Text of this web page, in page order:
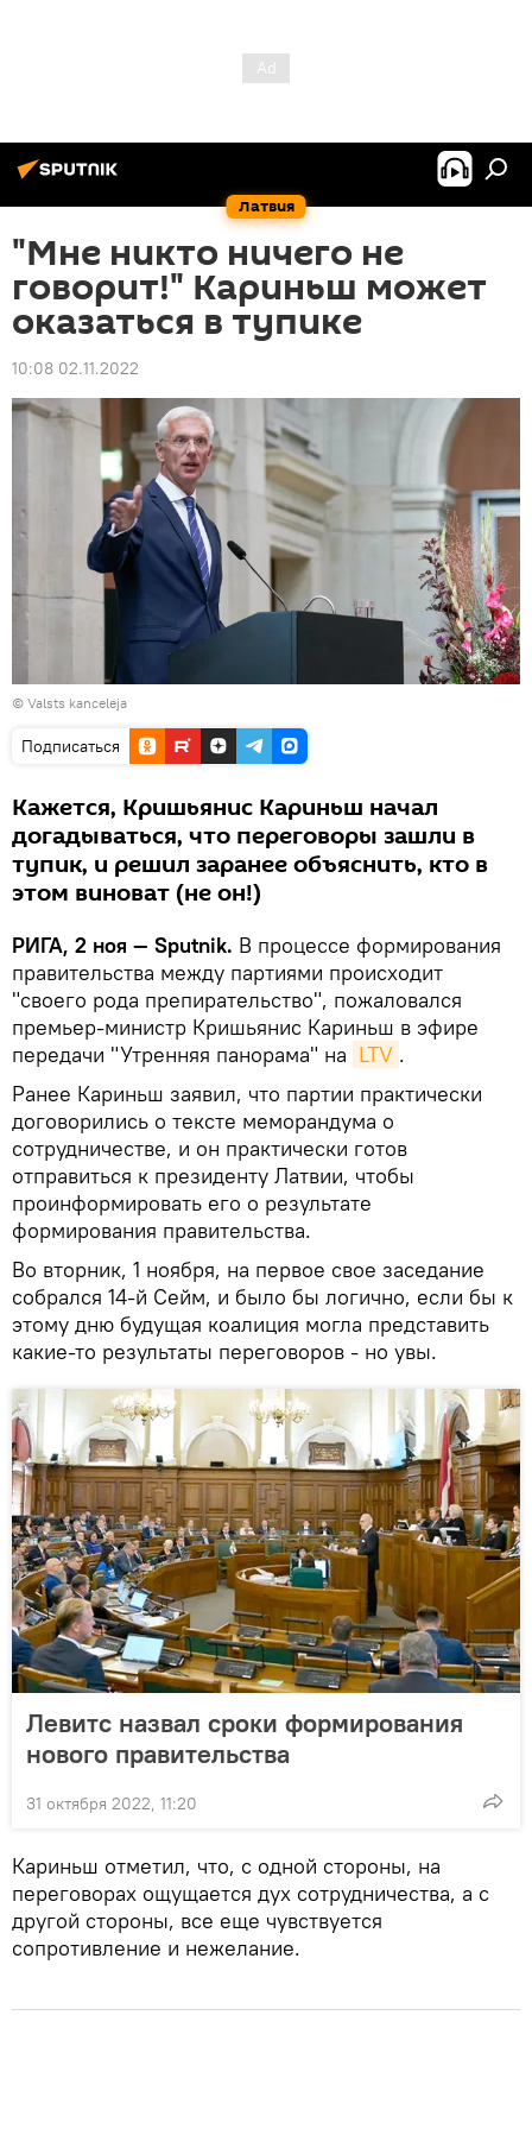
Латвия
"Мне никто ничего не
говорит!" Кариньш может
оказаться в тупике
10:08 02.11.2022
© Valsts kanceleja
Подписаться
Кажется, Кришьянис Кариньш начал
догадываться, что переговоры зашли в
тупик, и решил заранее объяснить, кто в
этом виноват (не он!)
РИГА, 2 ноя — Sputnik. В процессе формирования
правительства между партиями происходит
"своего рода препирательство", пожаловался
премьер-министр Кришьянис Кариньш в эфире
передачи "Утренняя панорама" на LTV .
Ранее Кариньш заявил, что партии практически
договорились о тексте меморандума о
сотрудничестве, и он практически готов
отправиться к президенту Латвии, чтобы
проинформировать его о результате
формирования правительства.
Во вторник, 1 ноября, на первое свое заседание
собрался 14-й Сейм, и было бы логично, если бы к
этому дню будущая коалиция могла представить
какие-то результаты переговоров - но увы.
Левитс назвал сроки формирования
нового правительства
31 октября 2022, 11:20
Кариньш отметил, что, с одной стороны, на
переговорах ощущается дух сотрудничества, а с
другой стороны, все еще чувствуется
сопротивление и нежелание.